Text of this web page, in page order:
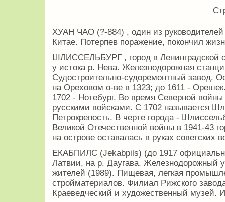
ХУАН ЧАО (?-884) , один из руководителей
Китае. Потерпев поражение, покончил
ШЛИССЕЛЬБУРГ , город в Ленинградской
у истока р. Нева. Железнодорожная
Судостроительно-судоремонтный завод.
на Ореховом о-ве в 1323; до 1611 -
1702 - Нотебург. Во время Северной
русскими войсками. С 1702 называется
Петрокрепость. В черте города -
Великой Отечественной войны в 1941-43
на острове оставалась в руках советских
ЕКАБПИЛС (Jekabpils) (до 1917
Латвии, на р. Даугава. Железнодорожный
жителей (1989). Пищевая, легкая
стройматериалов. Филиал Рижского
Краеведческий и художественный музей.